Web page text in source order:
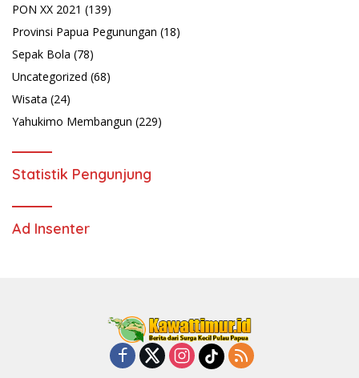
PON XX 2021 (139)
Provinsi Papua Pegunungan (18)
Sepak Bola (78)
Uncategorized (68)
Wisata (24)
Yahukimo Membangun (229)
Statistik Pengunjung
Ad Insenter